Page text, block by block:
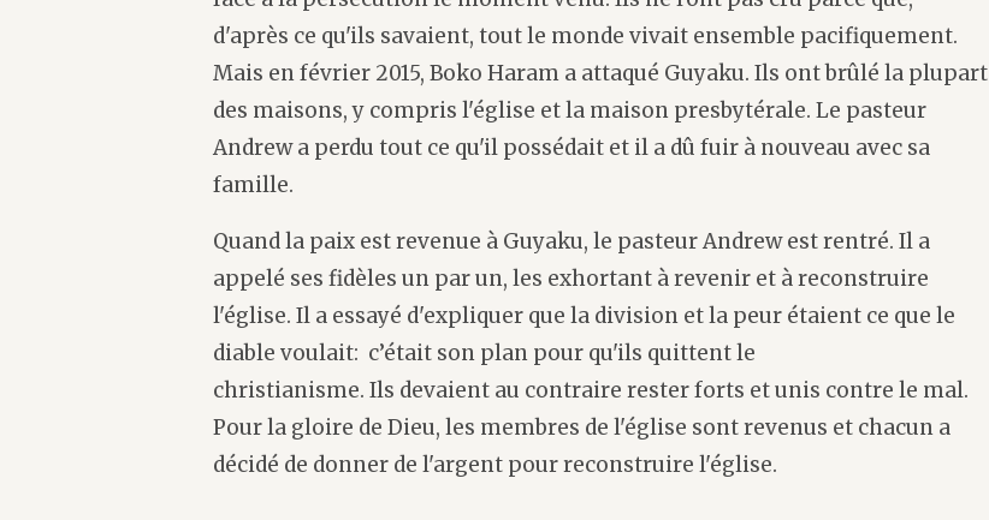
d'après ce qu'ils savaient, tout le monde vivait ensemble pacifiquement.
Mais en février 2015, Boko Haram a attaqué Guyaku. Ils ont brûlé la plupart
des maisons, y compris l'église et la maison presbytérale. Le pasteur
Andrew a perdu tout ce qu'il possédait et il a dû fuir à nouveau avec sa
famille.
Quand la paix est revenue à Guyaku, le pasteur Andrew est rentré. Il a
appelé ses fidèles un par un, les exhortant à revenir et à reconstruire
l'église. Il a essayé d'expliquer que la division et la peur étaient ce que le
diable voulait: c’était son plan pour qu'ils quittent le
christianisme. Ils devaient au contraire rester forts et unis contre le mal.
Pour la gloire de Dieu, les membres de l'église sont revenus et chacun a
décidé de donner de l'argent pour reconstruire l'église.